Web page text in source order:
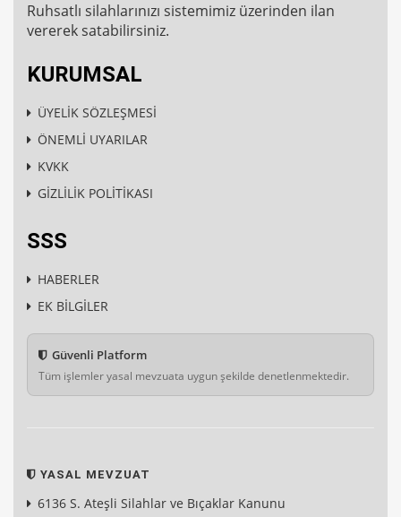
Ruhsatlı silahlarınızı sistemimiz üzerinden ilan
vererek satabilirsiniz.
KURUMSAL
ÜYELİK SÖZLEŞMESİ
ÖNEMLİ UYARILAR
KVKK
GİZLİLİK POLİTİKASI
SSS
HABERLER
EK BİLGİLER
Güvenli Platform
Tüm işlemler yasal mevzuata uygun şekilde denetlenmektedir.
YASAL MEVZUAT
6136 S. Ateşli Silahlar ve Bıçaklar Kanunu